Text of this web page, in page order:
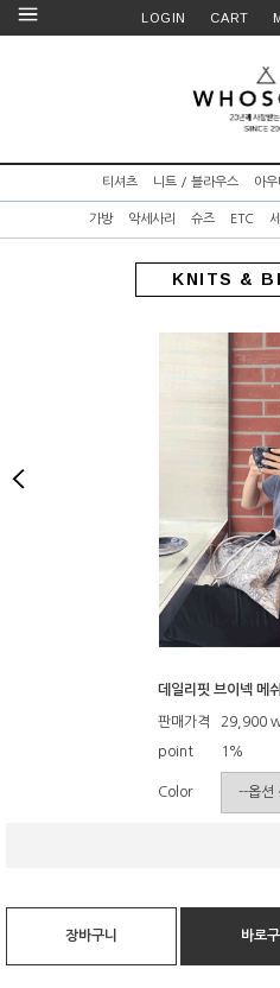
LOGIN CART
티셔츠 니트 / 블라우스 아우
가방 악세사리 슈즈 ETC
KNITS &
데일리핏 브이넥 메
판매가격 29,900
point 1%
Color
장바구니 바로